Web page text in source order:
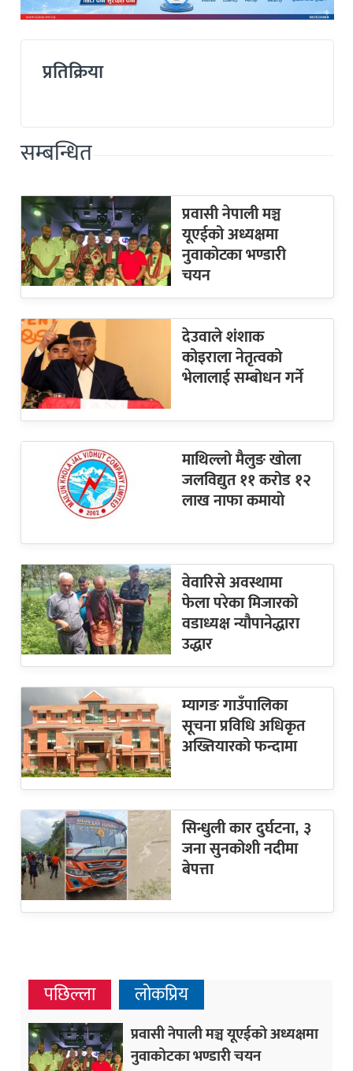
प्रतिक्रिया
सम्बन्धित
प्रवासी नेपाली मञ्च
यूएईको अध्यक्षमा
नुवाकोटका भण्डारी
चयन
देउवाले शंशाक
कोइराला नेतृत्वको
भेलालाई सम्बोधन गर्ने
माथिल्लो मैलुङ खोला
जलविद्युत ११ करोड १२
लाख नाफा कमायाे
वेवारिसे अवस्थामा
फेला परेका मिजारको
वडाध्यक्ष न्यौपानेद्धारा
उद्धार
म्यागङ गाउँपालिका
सूचना प्रविधि अधिकृत
अख्तियारको फन्दामा
सिन्धुली कार दुर्घटना, ३
जना सुनकोशी नदीमा
बेपत्ता
पछिल्ला लोकप्रिय
प्रवासी नेपाली मञ्च यूएईको अध्यक्षमा
नुवाकोटका भण्डारी चयन